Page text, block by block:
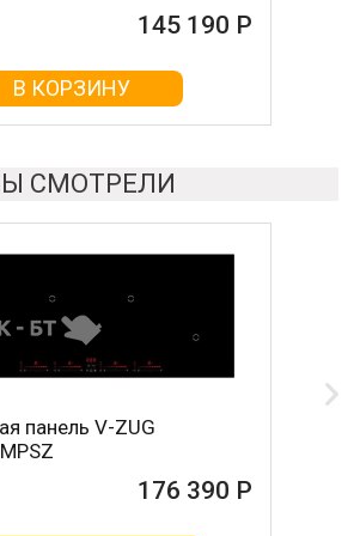
145 190 Р
В КОРЗИНУ
145 790 Р
В КОРЗИНУ
СМОТРЕЛИ
панель V-ZUG
176 390 Р